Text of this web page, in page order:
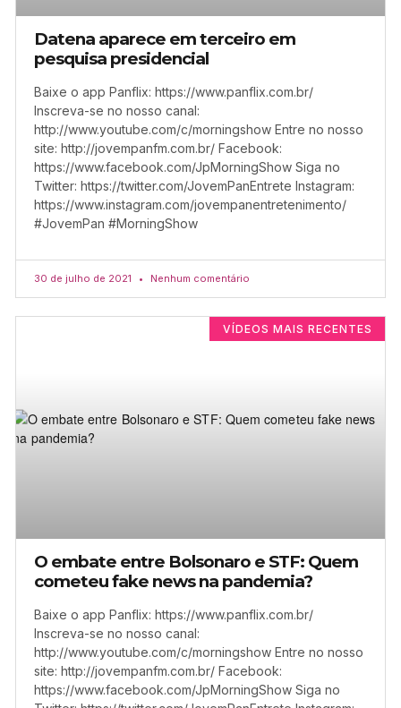
Datena aparece em terceiro em
pesquisa presidencial
Baixe o app Panflix: https://www.panflix.com.br/
Inscreva-se no nosso canal:
http://www.youtube.com/c/morningshow Entre no nosso
site: http://jovempanfm.com.br/ Facebook:
https://www.facebook.com/JpMorningShow Siga no
Twitter: https://twitter.com/JovemPanEntrete Instagram:
https://www.instagram.com/jovempanentretenimento/
#JovemPan #MorningShow
30 de julho de 2021 Nenhum comentário
VÍDEOS MAIS RECENTES
O embate entre Bolsonaro e STF: Quem
cometeu fake news na pandemia?
Baixe o app Panflix: https://www.panflix.com.br/
Inscreva-se no nosso canal:
http://www.youtube.com/c/morningshow Entre no nosso
site: http://jovempanfm.com.br/ Facebook:
https://www.facebook.com/JpMorningShow Siga no